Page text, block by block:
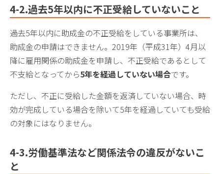
4-2.過去5年以内に不正受給していないこと
過去5年以内に助成金の不正受給をしている事業所は、
助成金の申請はできません。2019年（平成31年）4月以
降に雇用関係の助成金を申請し、不正受給であるとして
不支給となってから5年を経過していない場合です。
ただし、不正に受給した金額を返済していない場合、時
効が完成している場合を除いて5年を経過していても受給
の対象にはなりません。
4-3.労働基準法など関係法令の違反がないこ
と